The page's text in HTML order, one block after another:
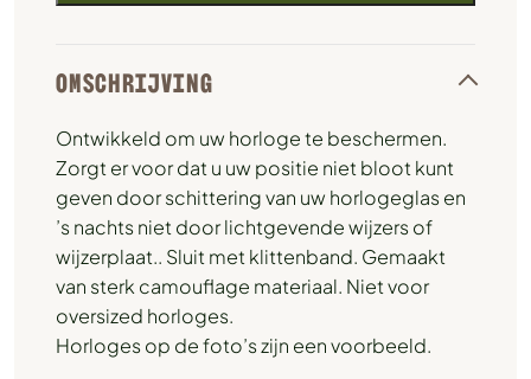
OMSCHRIJVING
Ontwikkeld om uw horloge te beschermen.
Zorgt er voor dat u uw positie niet bloot kunt
geven door schittering van uw horlogeglas en
’s nachts niet door lichtgevende wijzers of
wijzerplaat.. Sluit met klittenband. Gemaakt
van sterk camouflage materiaal. Niet voor
oversized horloges.
Horloges op de foto’s zijn een voorbeeld.